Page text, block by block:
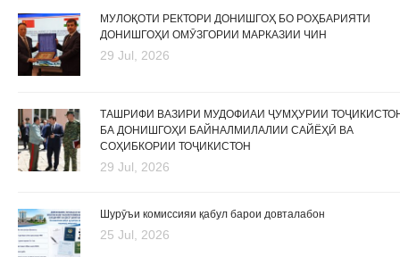
МУЛОҚОТИ РЕКТОРИ ДОНИШГОҲ БО РОҲБАРИЯТИ
ДОНИШГОҲИ ОМӮЗГОРИИ МАРКАЗИИ ЧИН
29 Jul, 2026
ТАШРИФИ ВАЗИРИ МУДОФИАИ ҶУМҲУРИИ
БА ДОНИШГОҲИ БАЙНАЛМИЛАЛИИ САЙЁҲӢ ВА
СОҲИБКОРИИ ТОҶИКИСТОН
29 Jul, 2026
Шурӯъи комиссияи қабул барои довталабон
25 Jul, 2026